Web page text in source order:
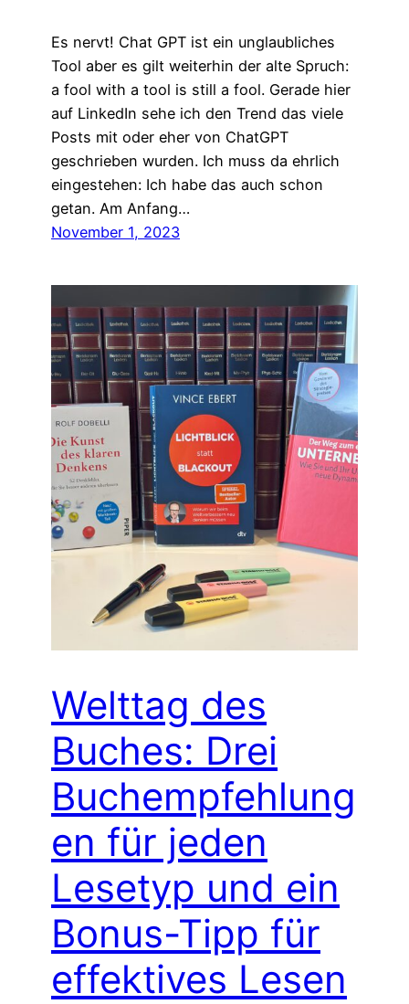
Es nervt! Chat GPT ist ein unglaubliches
Tool aber es gilt weiterhin der alte Spruch:
a fool with a tool is still a fool. Gerade hier
auf LinkedIn sehe ich den Trend das viele
Posts mit oder eher von ChatGPT
geschrieben wurden. Ich muss da ehrlich
eingestehen: Ich habe das auch schon
getan. Am Anfang…
November 1, 2023
Welttag des
Buches: Drei
Buchempfehlung
en für jeden
Lesetyp und ein
Bonus-Tipp für
effektives Lesen